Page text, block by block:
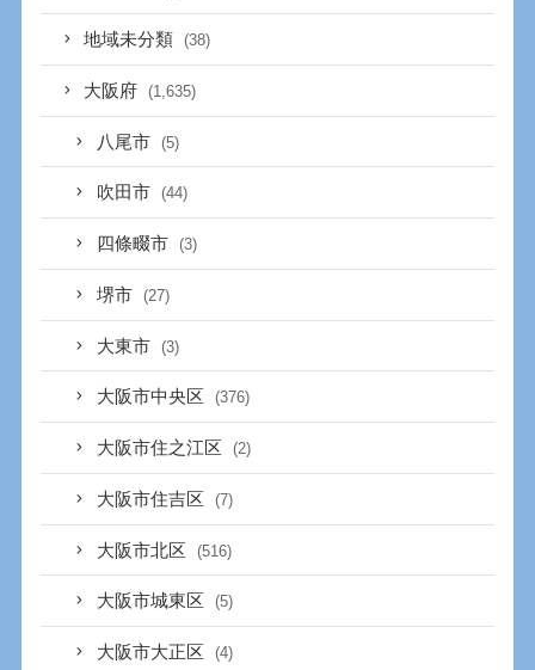
地域未分類 (38)
大阪府 (1,635)
八尾市 (5)
吹田市 (44)
四條畷市 (3)
堺市 (27)
大東市 (3)
大阪市中央区 (376)
大阪市住之江区 (2)
大阪市住吉区 (7)
大阪市北区 (516)
大阪市城東区 (5)
大阪市大正区 (4)